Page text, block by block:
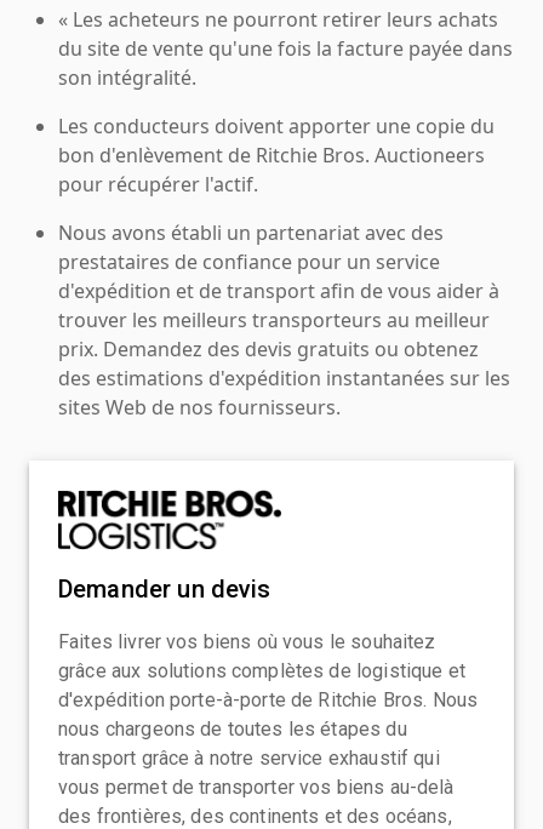
« Les acheteurs ne pourront retirer leurs achats
du site de vente qu'une fois la facture payée dans
son intégralité.
Les conducteurs doivent apporter une copie du
bon d'enlèvement de Ritchie Bros. Auctioneers
pour récupérer l'actif.
Nous avons établi un partenariat avec des
prestataires de confiance pour un service
d'expédition et de transport afin de vous aider à
trouver les meilleurs transporteurs au meilleur
prix. Demandez des devis gratuits ou obtenez
des estimations d'expédition instantanées sur les
sites Web de nos fournisseurs.
Demander un devis
Faites livrer vos biens où vous le souhaitez
grâce aux solutions complètes de logistique et
d'expédition porte-à-porte de Ritchie Bros. Nous
nous chargeons de toutes les étapes du
transport grâce à notre service exhaustif qui
vous permet de transporter vos biens au-delà
des frontières, des continents et des océans,